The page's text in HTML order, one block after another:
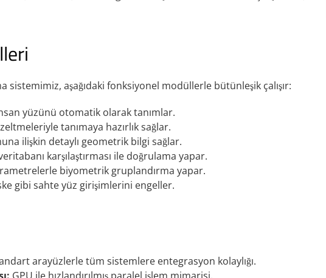
sistemimiz, aşağıdaki fonksiyonel modüllerle bütünleşik çalışır:
yüzünü otomatik olarak tanımlar.
tanımaya hazırlık sağlar.
ilişkin detaylı geometrik bilgi sağlar.
karşılaştırması ile doğrulama yapar.
biyometrik gruplandırma yapar.
gibi sahte yüz girişimlerini engeller.
arayüzlerle tüm sistemlere entegrasyon kolaylığı.